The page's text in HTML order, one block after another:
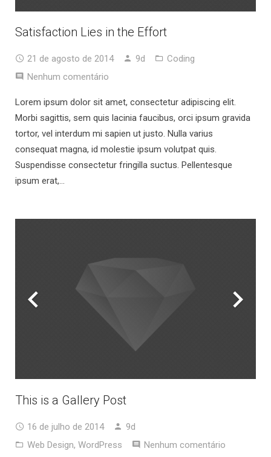
Satisfaction Lies in the Effort
21 de agosto de 2014 9d
Coding
Nenhum comentário
Lorem ipsum dolor sit amet, consectetur adipiscing elit.
Morbi sagittis, sem quis lacinia faucibus, orci ipsum gravida
tortor, vel interdum mi sapien ut justo. Nulla varius
consequat magna, id molestie ipsum volutpat quis.
Suspendisse consectetur fringilla suctus. Pellentesque
ipsum erat,…
This is a Gallery Post
16 de julho de 2014
9d
Web Design, WordPress Nenhum comentário